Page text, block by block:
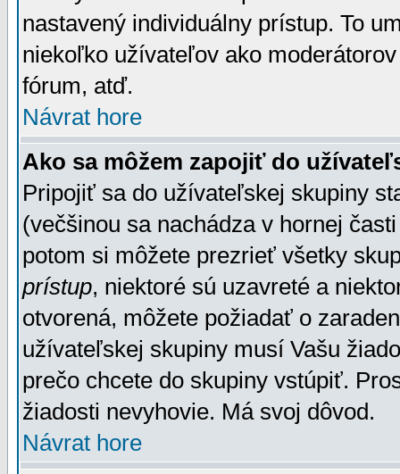
nastavený individuálny prístup. To
niekoľko užívateľov ako
fórum, atď.
Návrat hore
Ako sa môžem zapojiť do
Pripojiť sa do užívateľskej skupiny
(večšinou sa nachádza v hornej
potom si môžete prezrieť všetky
prístup, niektoré sú uzavreté a
otvorená, môžete požiadať o
užívateľskej skupiny musí Vašu
prečo chcete do skupiny vstúpiť.
žiadosti nevyhovie. Má svoj dôvod.
Návrat hore